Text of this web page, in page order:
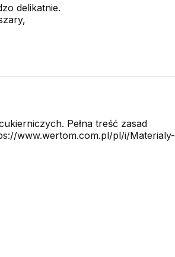
delikatnie.
Pełna treść zasad
www.wertom.com.pl/pl/i/Materialy-